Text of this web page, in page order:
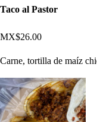
Taco al Pastor
MX$26.00
Carne, tortilla de maíz